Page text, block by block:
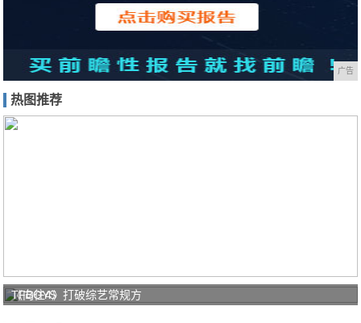
广告
热图推荐
TFBOYS
《向往4》打破综艺常规方